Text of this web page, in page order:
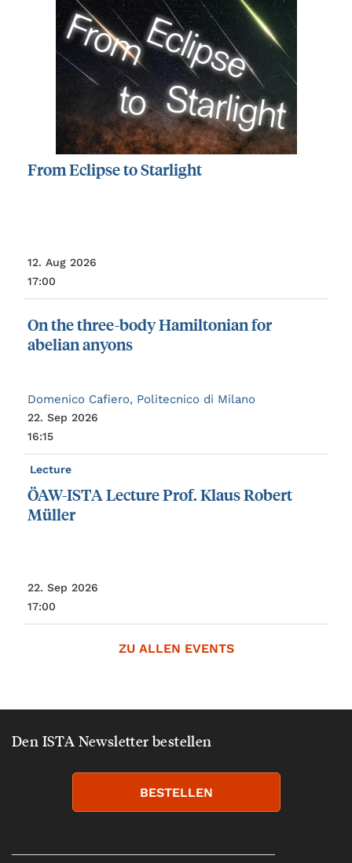
FromEclipsetoStarlight
12. Aug 2026
17:00
Onthethree-bodyHamiltonianfor
abeliananyons
Domenico Cafiero, Politecnico di Milano
22. Sep 2026
16:15
Lecture
ÖAW-ISTALectureProf.KlausRobert
Müller
22. Sep 2026
17:00
ZU ALLEN EVENTS
Den ISTA Newsletter bestellen
BESTELLEN